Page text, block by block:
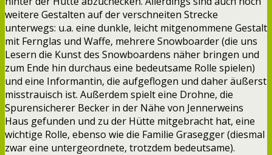
weitere Gestalten auf der verschneiten Strecke
unterwegs: u.a. eine dunkle, leicht mitgenommene Gestalt
mit Fernglas und Waffe, mehrere Snowboarder (die uns
Lesern die Kunst des Snowboardens näher bringen und
zum Ende hin durchaus eine bedeutsame Rolle spielen)
und eine Informantin, die aufgeflogen und daher äußerst
misstrauisch ist. Außerdem spielt eine Drohne, die
Spurensicherer Becker in der Nähe von Jennerweins
Haus gefunden und zu der Hütte mitgebracht hat, eine
wichtige Rolle, ebenso wie die Familie Grasegger (diesmal
zwar eine untergeordnete, trotzdem bedeutsame).